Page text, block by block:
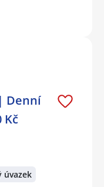
Denní
Kč
úvazek